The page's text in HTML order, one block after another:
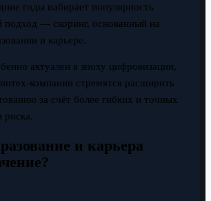
годы набирает популярность
подход — скоринг, основанный на
и карьере.
актуален в эпоху цифровизации,
компании стремятся расширить
за счёт более гибких и точных
риска.
и карьера